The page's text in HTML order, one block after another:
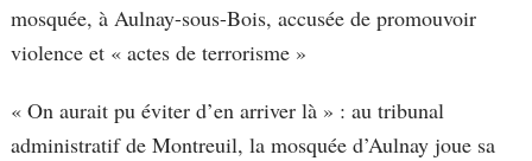
mosquée, à Aulnay-sous-Bois, accusée de promouvoir
violence et « actes de terrorisme »
« On aurait pu éviter d’en arriver là » : au tribunal
administratif de Montreuil, la mosquée d’Aulnay joue sa